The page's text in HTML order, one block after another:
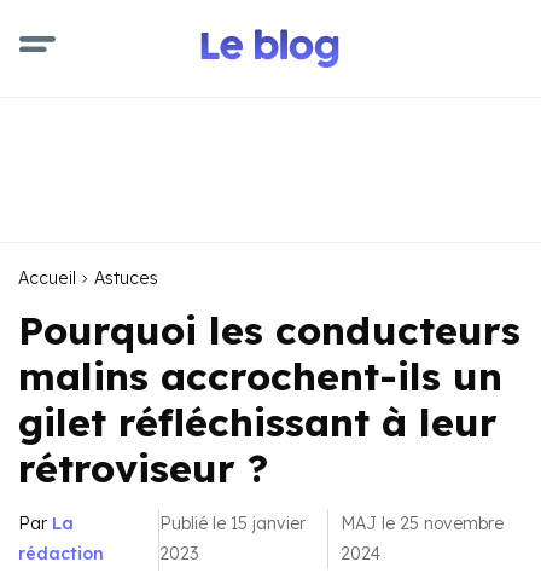
Accueil Astuces
Pourquoi les conducteurs
malins accrochent-ils un
gilet réfléchissant à leur
rétroviseur ?
Par La
rédaction
Publié le 15 janvier
2023
MAJ le 25 novembre
2024